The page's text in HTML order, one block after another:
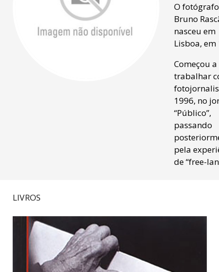
O fotógrafo
Bruno
nasceu em
Lisboa, em
Começou a
trabalhar
1996, no
“Público”,
passando
pela
de “free-
LIVROS